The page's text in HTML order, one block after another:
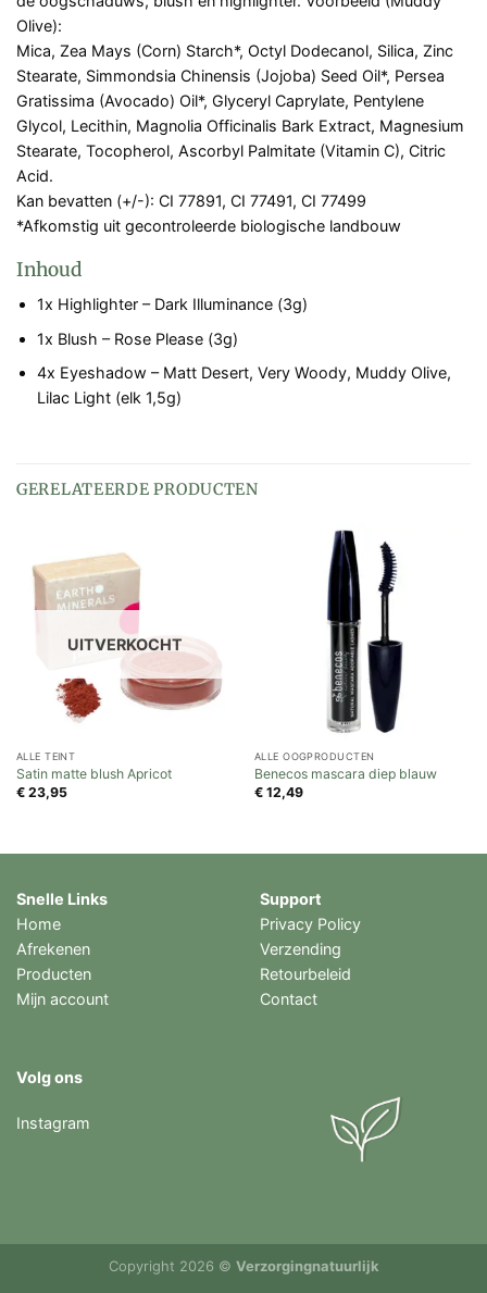
Olive):
Mica, Zea Mays (Corn) Starch*, Octyl Dodecanol, Silica, Zinc
Stearate, Simmondsia Chinensis (Jojoba) Seed Oil*, Persea
Gratissima (Avocado) Oil*, Glyceryl Caprylate, Pentylene
Glycol, Lecithin, Magnolia Officinalis Bark Extract, Magnesium
Stearate, Tocopherol, Ascorbyl Palmitate (Vitamin C), Citric
Acid.
Kan bevatten (+/-): CI 77891, CI 77491, CI 77499
*Afkomstig uit gecontroleerde biologische landbouw
Inhoud
1x Highlighter – Dark Illuminance (3g)
1x Blush – Rose Please (3g)
4x Eyeshadow – Matt Desert, Very Woody, Muddy Olive,
Lilac Light (elk 1,5g)
GERELATEERDE PRODUCTEN
UITVERKOCHT
ALLE TEINT
Satin matte blush Apricot
€23,95
ALLE OOGPRODUCTEN
Benecos mascara diep blauw
€12,49
Snelle Links
Home
Afrekenen
Producten
Mijn account
Support
Privacy Policy
Verzending
Retourbeleid
Contact
Volg ons
Instagram
Copyright 2026 © Verzorgingnatuurlijk